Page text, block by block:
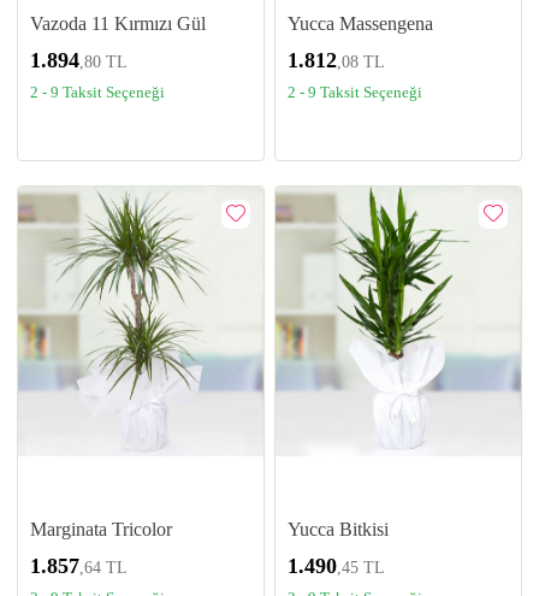
Vazoda 11 Kırmızı Gül
1.894,80 TL
2 - 9 Taksit Seçeneği
Yucca Massengena
1.812,08 TL
2 - 9 Taksit Seçeneği
Marginata Tricolor
1.857,64 TL
Yucca Bitkisi
1.490,45 TL